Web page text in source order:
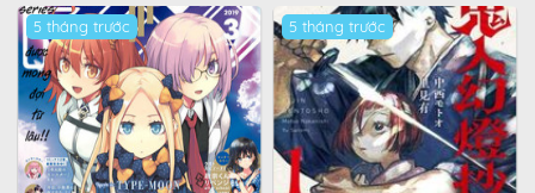
5 tháng trước 5 tháng trước